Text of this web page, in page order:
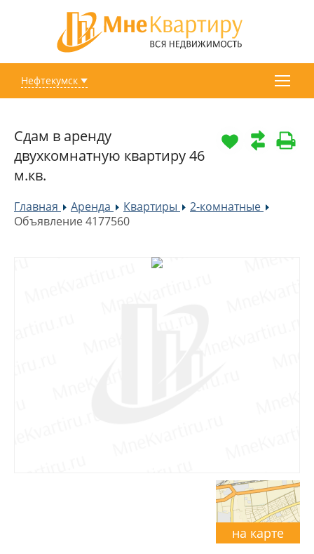
Нефтекумск
Сдам в аренду
двухкомнатную квартиру 46
м.кв.
Главная »
Аренда »Квартиры »
2-комнатные
Объявление 4177560
на карте